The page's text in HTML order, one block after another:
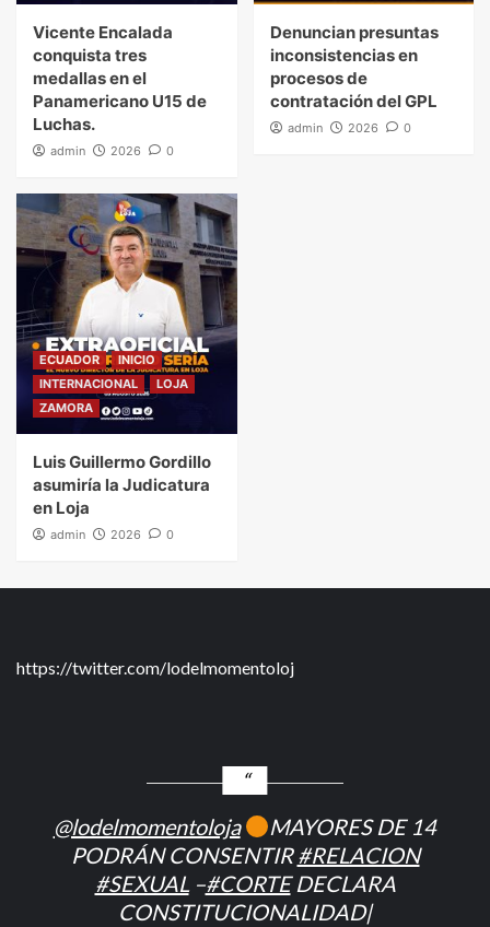
Vicente Encalada
conquista tres
medallas en el
Panamericano U15 de
Luchas.
admin 2026 0
Denuncian presuntas
inconsistencias en
procesos de
contratación del GPL
admin 2026 0
ECUADOR
INICIO
INTERNACIONAL
LOJA
ZAMORA
Luis Guillermo Gordillo
asumiría la Judicatura
en Loja
admin 2026 0
https://twitter.com/lodelmomentoloj
@lodelmomentoloja
MAYORES DE 14
PODRÁN CONSENTIR#RELACION
#SEXUAL–#CORTEDECLARA
CONSTITUCIONALIDAD|